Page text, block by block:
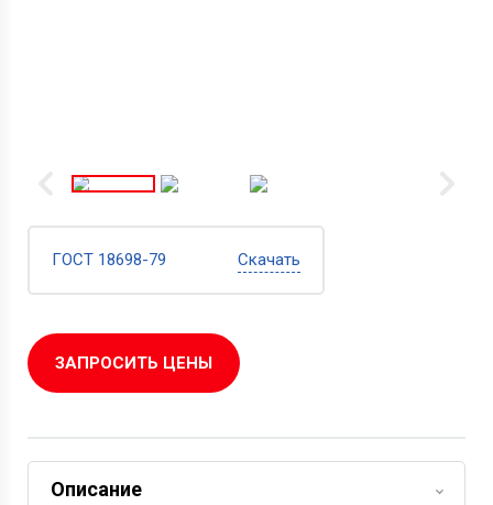
ГОСТ 18698-79 Скачать
ЗАПРОСИТЬ ЦЕНЫ
Описание